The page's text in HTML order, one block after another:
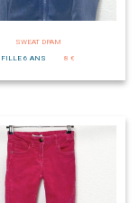
SWEAT DPAM
FILLE 6 ANS
8 €